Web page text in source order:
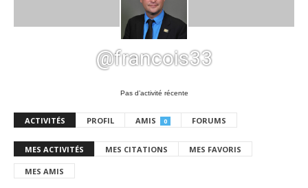
@francois33
Pas d’activité récente
ACTIVITÉS PROFIL AMIS 0 FORUMS
MES ACTIVITÉS MES CITATIONS MES FAVORIS
MES AMIS